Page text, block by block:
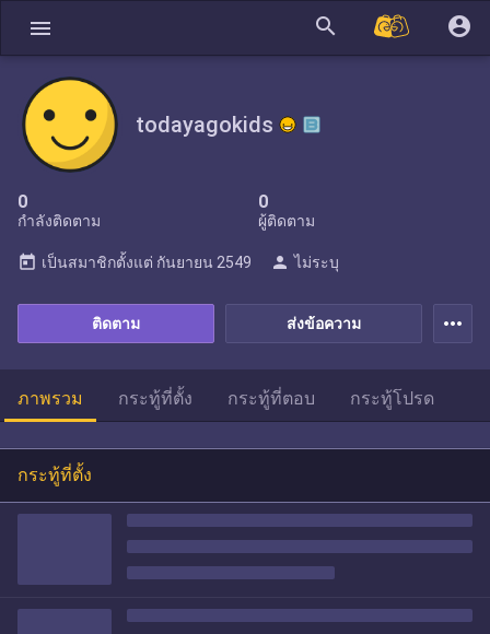
menu search account_circle
todayagokids
0
กำลังติดตาม
0
ผู้ติดตาม
ส่งข้อความ
ติดตาม
today เป็นสมาชิกตั้งแต่ กันยายน 2549 person ไม่ระบุ
more_horiz
ภาพรวม กระทู้ที่ตั้ง กระทู้ที่ตอบ กระทู้โปรด
กระทู้ที่ตั้ง